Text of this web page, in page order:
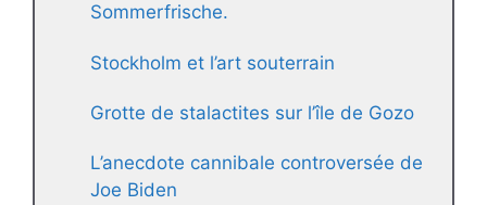
Sommerfrische.
Stockholm et l’art souterrain
Grotte de stalactites sur l’île de Gozo
L’anecdote cannibale controversée de
Joe Biden